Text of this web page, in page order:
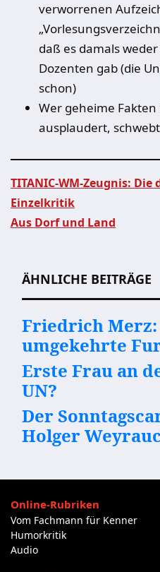
verworrenen
daß es damals
Dozenten gab (die
schon)
Wer geheime
ausplaudert,
TITANIC-WM-Zeugnis:
Einzelkritik
Aus Dorf und Land
ÄHNLICHE BEITRÄGE
Friedrich Merz:
umgekehrte
Erste Frau an
UN?
Der
Holger
Online-Rubriken
Vom Fachmann für Kenner
Humorkritik
Audio